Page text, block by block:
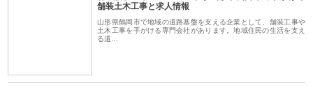
舗装土木工事と求人情報
山形県鶴岡市で地域の道路基盤を支える企業として、舗装工事や
土木工事を手がける専門会社があります。地域住民の生活を支え
る道…